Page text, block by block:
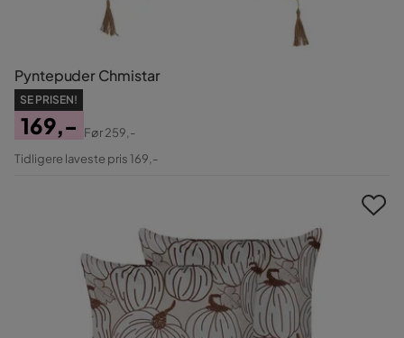
Pyntepuder Chmistar
SE PRISEN!
Pris
169,-
Original
Før259,-
Tidligere laveste pris 169,-